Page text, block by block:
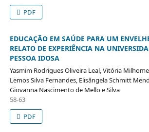
PDF
EDUCAÇÃO EM SAÚDE PARA UM
RELATO DE EXPERIÊNCIA NA
PESSOA IDOSA
Yasmim Rodrigues Oliveira Leal, Vitória
Lemos Silva Fernandes, Elisângela Schmitt
Giovanna Nascimento de Mello e Silva
58-63
PDF